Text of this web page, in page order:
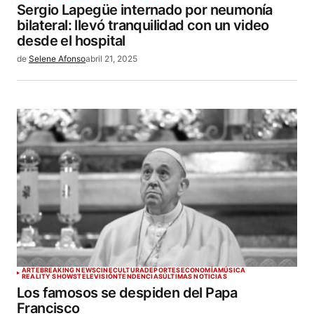
Sergio Lapegüe internado por neumonía
bilateral: llevó tranquilidad con un video
desde el hospital
de Selene Afonsoabril 21, 2025
ARTEBREAKING NEWSCINECULTURADEPORTESECONOMÍAMÚSICA
REALITY SHOWSTELEVISIÓNTENDENCIASÚLTIMAS NOTICIAS
Los famosos se despiden del Papa
Francisco